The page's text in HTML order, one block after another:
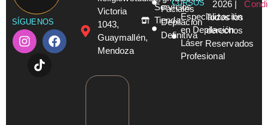
SÍGUENOS
Victoria
1043,
Guaymallén,
Mendoza
Servicios
Tienda
Faciales
Depilación
Definitiva
CURSOS
Especialización
en Depilación
Láser
Profesional
2026 |
Todos los
derechos
Reservados